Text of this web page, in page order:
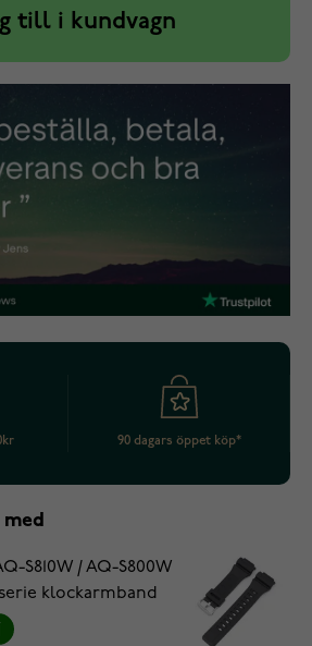
till i kundvagn
90 dagars öppet köp*
S810W / AQ-S800W
serie klockarmband